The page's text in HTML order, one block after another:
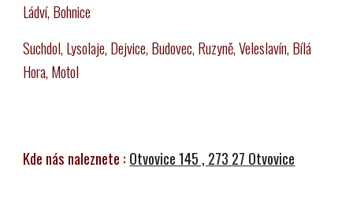
Ládví, Bohnice
Suchdol, Lysolaje, Dejvice, Budovec, Ruzyně, Veleslavín, Bílá
Hora, Motol
Kde nás naleznete : Otvovice 145 , 273 27 Otvovice